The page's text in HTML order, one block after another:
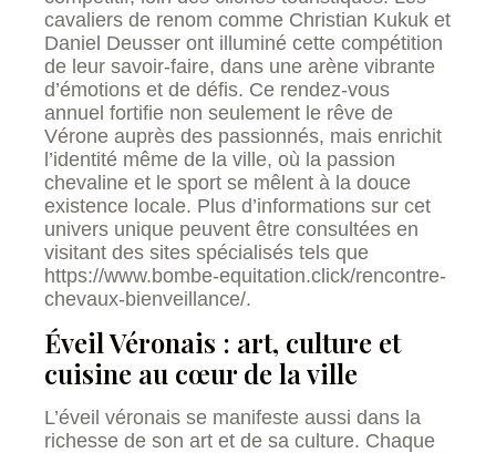
cavaliers de renom comme Christian Kukuk et
Daniel Deusser ont illuminé cette compétition
de leur savoir-faire, dans une arène vibrante
d’émotions et de défis. Ce rendez-vous
annuel fortifie non seulement le rêve de
Vérone auprès des passionnés, mais enrichit
l’identité même de la ville, où la passion
chevaline et le sport se mêlent à la douce
existence locale. Plus d’informations sur cet
univers unique peuvent être consultées en
visitant des sites spécialisés tels que
https://www.bombe-equitation.click/rencontre-
chevaux-bienveillance/.
Éveil Véronais : art, culture et
cuisine au cœur de la ville
L’éveil véronais se manifeste aussi dans la
richesse de son art et de sa culture. Chaque